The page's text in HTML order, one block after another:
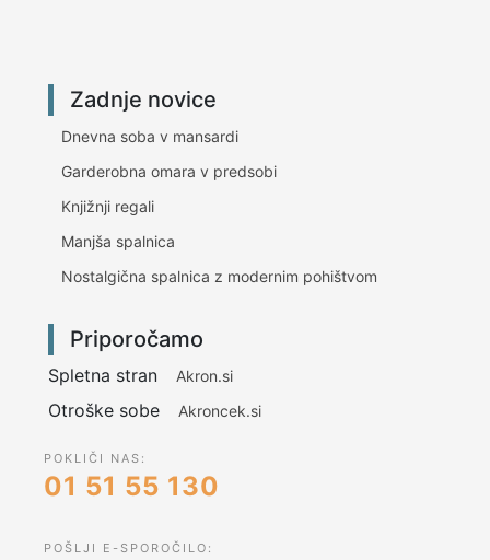
Zadnje novice
Dnevna soba v mansardi
Garderobna omara v predsobi
Knjižnji regali
Manjša spalnica
Nostalgična spalnica z modernim pohištvom
Priporočamo
Spletna stran Akron.si
Otroške sobe Akroncek.si
POKLIČI NAS:
01 51 55 130
POŠLJI E-SPOROČILO: